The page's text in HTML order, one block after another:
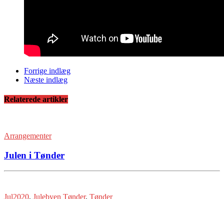
Forrige indlæg
Næste indlæg
Relaterede artikler
Arrangementer
Julen i Tønder
Jul2020, Julebyen Tønder, Tønder